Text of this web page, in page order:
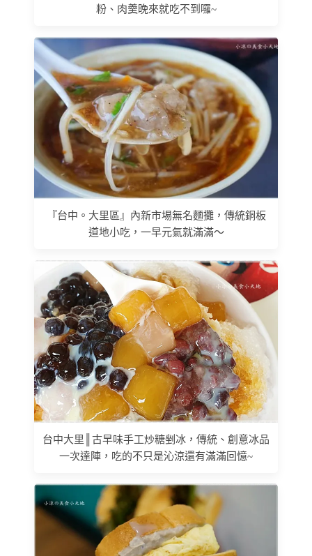
粉、肉羹晚來就吃不到囉~
『台中。大里區』內新市埸無名麵攤，傳統銅板
道地小吃，一早元氣就滿滿～
台中大里║古早味手工炒糖剉冰，傳統、創意冰品
一次達陣，吃的不只是沁涼還有滿滿回憶~